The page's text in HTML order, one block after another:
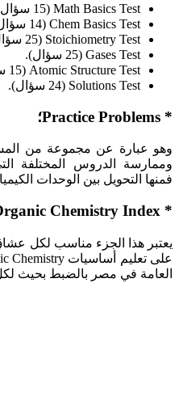
Math Basics Test (15 سؤال).
Chem Basics Test (14 سؤال).
Stoichiometry Test (25 سؤال).
Gases Test (25 سؤال).
Atomic Structure Test (15 سؤال).
Solutions Test (24 سؤال).
* Practice Problems؛
وهو عبارة عن مجموعة من
وممارسة الدروس المختلفة
فمنها التحويل بين الوحدات
* Organic Chemistry Index؛
يعتبر هذا الجزء مناسب لكل
العامة في مصر بالضبط بحيث